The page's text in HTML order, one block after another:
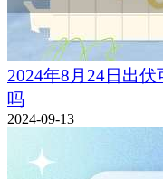
2024年8月24日出
吗
2024-09-13